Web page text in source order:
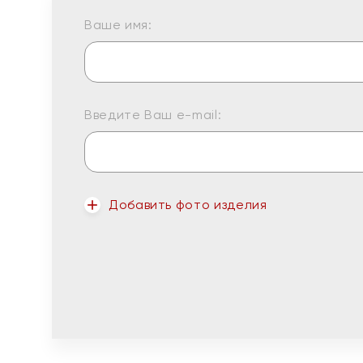
Ваше имя:
Введите Ваш e-mail:
Добавить фото изделия